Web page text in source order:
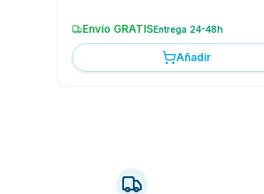
Envío GRATISEntrega 24-48h
Añadir